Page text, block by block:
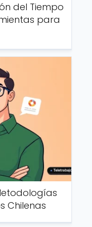
del Tiempo
para
Chilenas